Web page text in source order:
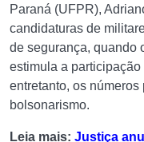
Paraná (UFPR),
candidaturas de
de segurança, quando
estimula a
entretanto, os
bolsonarismo.
Leia mais: Justiça